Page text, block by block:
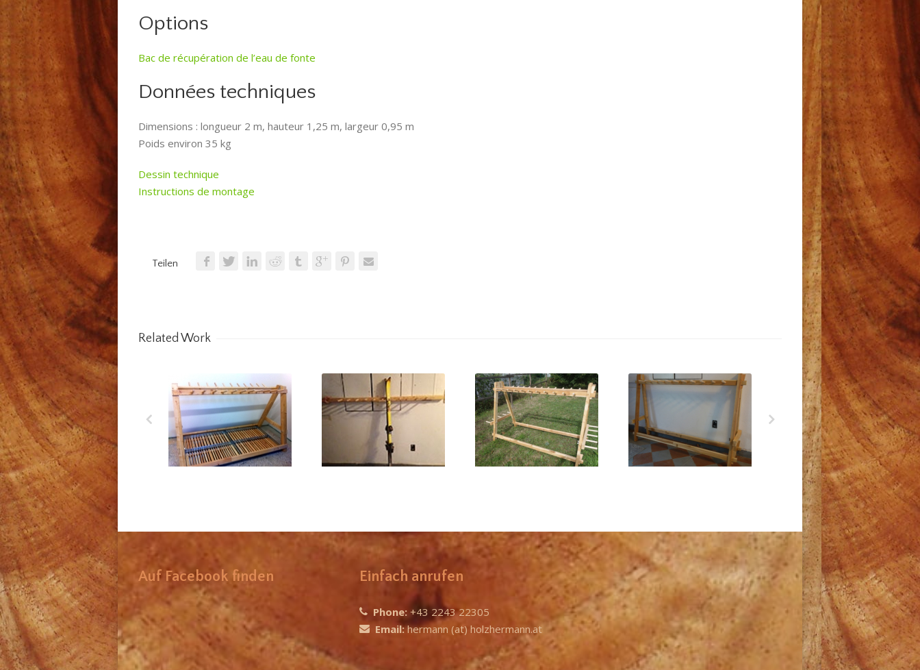
Options
Bac de récupération de l’eau de fonte
Données techniques
Dimensions : longueur 2 m, hauteur 1,25 m, largeur 0,95 m
Poids environ 35 kg
Dessin technique
Instructions de montage
Teilen
Related Work
Bac récupérateur d’eau Porte-skis mural
Support à skis modèle «
Holzhermann »
Support à skis pour mur
Support pour panneaux
publicitaires
Auf Facebook finden Einfach anrufen
Phone: +43 2243 22305
Email: hermann (at) holzhermann.at